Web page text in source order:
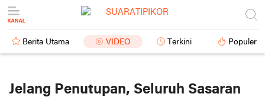
Berita Utama VIDEO Terkini Populer
Jelang Penutupan, Seluruh Sasaran